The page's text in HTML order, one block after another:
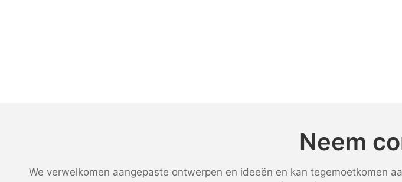
Neem
We verwelkomen aangepaste ontwerpen en ideeën en kan tegemoetkomen